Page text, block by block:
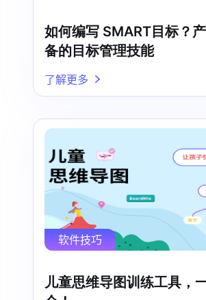
如何编写 SMART目标？
备的目标管理技能
了解更多
软件技巧
儿童思维导图训练工具，